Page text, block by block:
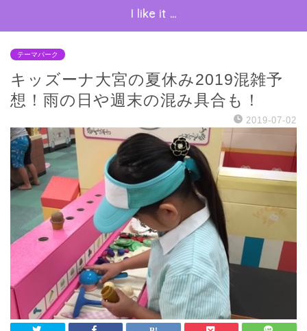
I like it …
テーマパーク
キッズーナ大宮の夏休み2019混雑予
想！雨の日や週末の混み具合も！
2019-07-02